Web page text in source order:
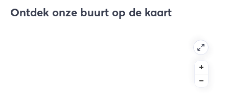
Ontdek onze buurt op de kaart